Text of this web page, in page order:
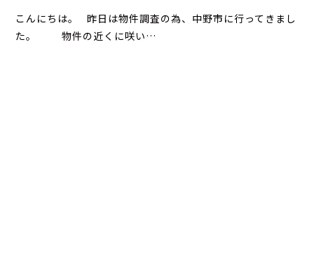
こんにちは。 昨日は物件調査の為、中野市に行ってきまし
た。 物件の近くに咲い…